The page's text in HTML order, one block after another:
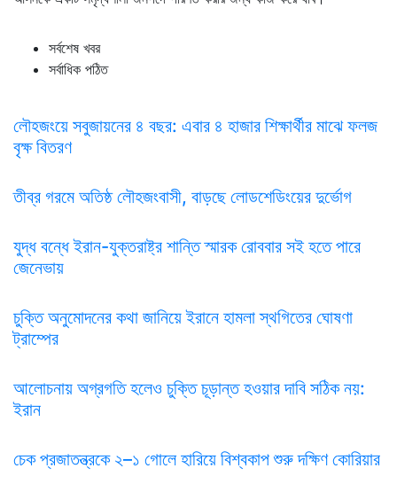
সর্বশেষ খবর
সর্বাধিক পঠিত
লৌহজংয়ে সবুজায়নের ৪ বছর: এবার ৪ হাজার শিক্ষার্থীর মাঝে ফলজ
বৃক্ষ বিতরণ
তীব্র গরমে অতিষ্ঠ লৌহজংবাসী, বাড়ছে লোডশেডিংয়ের দুর্ভোগ
যুদ্ধ বন্ধে ইরান-যুক্তরাষ্ট্র শান্তি স্মারক রোববার সই হতে পারে
জেনেভায়
চুক্তি অনুমোদনের কথা জানিয়ে ইরানে হামলা স্থগিতের ঘোষণা
ট্রাম্পের
আলোচনায় অগ্রগতি হলেও চুক্তি চূড়ান্ত হওয়ার দাবি সঠিক নয়:
ইরান
চেক প্রজাতন্ত্রকে ২–১ গোলে হারিয়ে বিশ্বকাপ শুরু দক্ষিণ কোরিয়ার